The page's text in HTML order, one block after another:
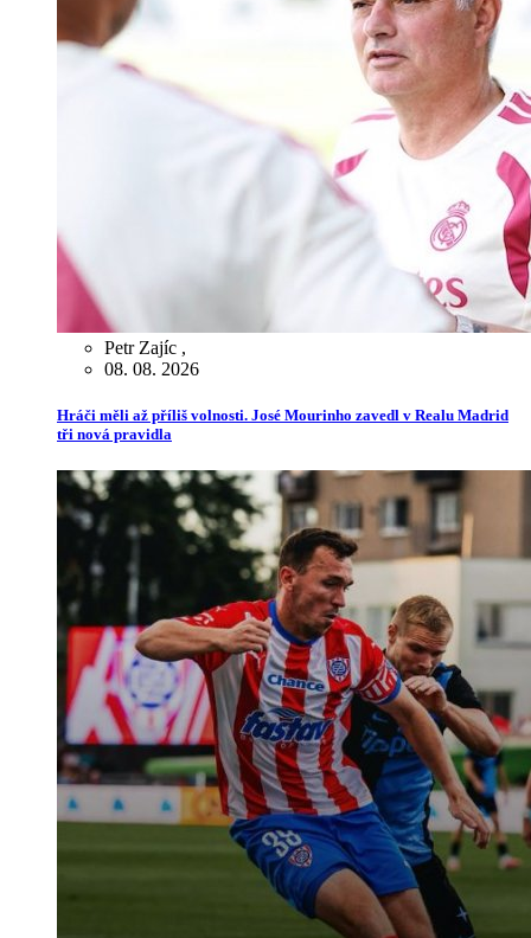
Petr Zajíc ,
08. 08. 2026
Hráči měli až příliš volnosti. José Mourinho zavedl v Realu Madrid
tři nová pravidla